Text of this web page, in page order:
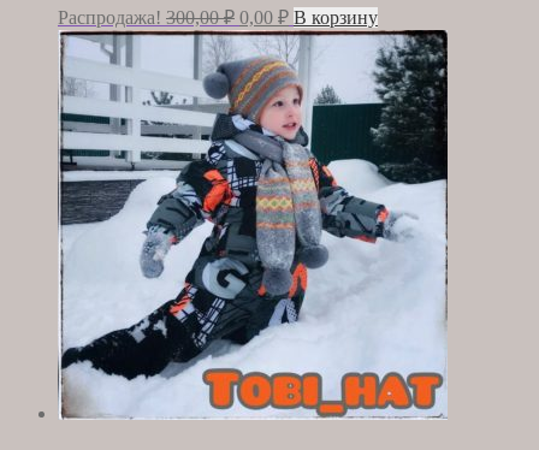
Распродажа! 300,00₽ Первоначальная
цена
составляла
300,00 ₽.
0,00 ₽Текущая
цена:
0,00 ₽.
В корзину